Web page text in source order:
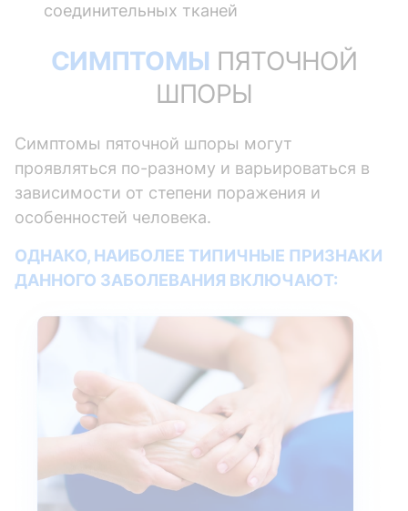
соединительных тканей
СИМПТОМЫ ПЯТОЧНОЙ
ШПОРЫ
Симптомы пяточной шпоры могут
проявляться по-разному и варьироваться в
зависимости от степени поражения и
особенностей человека.
ОДНАКО, НАИБОЛЕЕ ТИПИЧНЫЕ ПРИЗНАКИ
ДАННОГО ЗАБОЛЕВАНИЯ ВКЛЮЧАЮТ: